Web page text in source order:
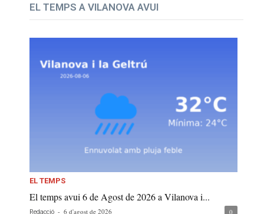
EL TEMPS A VILANOVA AVUI
EL TEMPS
El temps avui 6 de Agost de 2026 a Vilanova i...
Redacció - 6 d'agost de 2026 0